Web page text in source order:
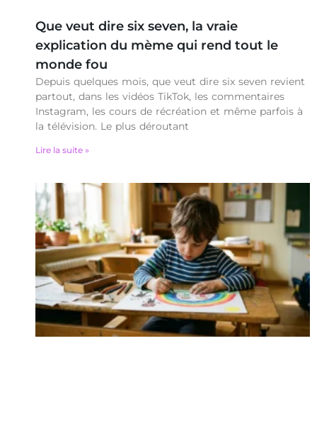
Que veut dire six seven, la vraie
explication du mème qui rend tout le
monde fou
Depuis quelques mois, que veut dire six seven revient
partout, dans les vidéos TikTok, les commentaires
Instagram, les cours de récréation et même parfois à
la télévision. Le plus déroutant
Lire la suite »